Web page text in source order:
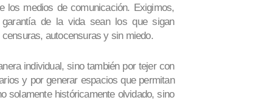
los medios de comunicación. Exigimos,
de la vida sean los que sigan
autocensuras y sin miedo.
individual, sino también por tejer con
y por generar espacios que permitan
solamente históricamente olvidado, sino